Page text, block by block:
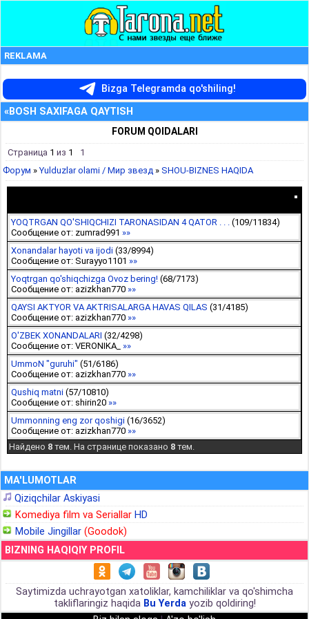
REKLAMA
Bizga Telegramda qo'shiling!
«BOSH SAXIFAGA QAYTISH
FORUM QOIDALARI
Страница 1 из 1
1
Форум » Yulduzlar olami / Мир звезд » SHOU-BIZNES HAQIDA
YOQTRGAN QO'SHIQCHIZI TARONASIDAN 4 QATOR . . . (109/11834)
Сообщение от: zumrad991 »»
Xonandalar hayoti va ijodi (33/8994)
Сообщение от: Surayyo1101 »»
Yoqtrgan qo'shiqchizga Ovoz bering! (68/7173)
Сообщение от: azizkhan770 »»
QAYSI AKTYOR VA AKTRISALARGA HAVAS QILAS (31/4185)
Сообщение от: azizkhan770 »»
O'ZBEK XONANDALARI (32/4298)
Сообщение от: VERONIKA_ »»
UmmoN "guruhi" (51/6186)
Сообщение от: azizkhan770 »»
Qushiq matni (57/10810)
Сообщение от: shirin20 »»
Ummonning eng zor qoshigi (16/3652)
Сообщение от: azizkhan770 »»
Найдено 8 тем. На странице показано 8 тем.
MA'LUMOTLAR
Qiziqchilar Askiyasi
Komediya film va Seriallar HD
Mobile Jingillar (Goodok)
BIZNING HAQIQIY PROFIL
Saytimizda uchrayotgan xatoliklar, kamchiliklar va qo'shimcha
takliflaringiz haqida Bu Yerdayozib qoldiring!